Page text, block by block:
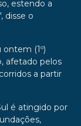
estendo a
disse o
(1º)
afetado pelos
a partir
é atingido por